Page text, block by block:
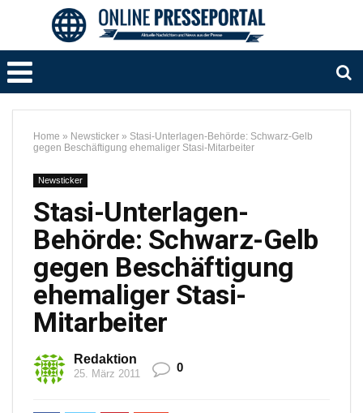
Home » Newsticker » Stasi-Unterlagen-Behörde: Schwarz-Gelb
gegen Beschäftigung ehemaliger Stasi-Mitarbeiter
Newsticker
Stasi-Unterlagen-
Behörde: Schwarz-Gelb
gegen Beschäftigung
ehemaliger Stasi-
Mitarbeiter
Redaktion
25. März 2011 0